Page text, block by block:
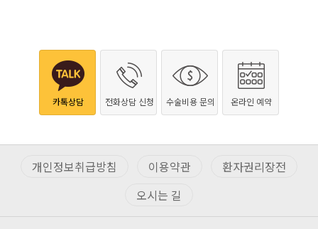
카톡상담 전화상담 신청 수술비용 문의 온라인 예약
개인정보취급방침 이용약관
환자권리장전
오시는 길